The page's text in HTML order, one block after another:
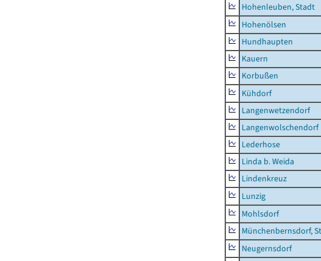
Hohenleuben, Stadt
Hohenölsen
Hundhaupten
Kauern
Korbußen
Kühdorf
Langenwetzendorf
Langenwolschendorf
Lederhose
Linda b. Weida
Lindenkreuz
Lunzig
Mohlsdorf
Münchenbernsdorf,
Neugernsdorf